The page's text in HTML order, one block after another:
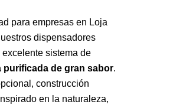
para empresas en Loja
dispensadores
sistema de
purificada de gran sabor.
construcción
en la naturaleza,